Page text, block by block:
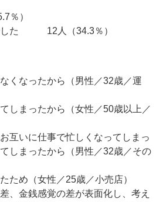
）
した 12人（34.3％）
くなったから（男性／32歳／運
しまったから（女性／50歳以上／
互いに仕事で忙しくなってしまっ
しまったから（男性／32歳／その
ため（女性／25歳／小売店）
、金銭感覚の差が表面化し、考え